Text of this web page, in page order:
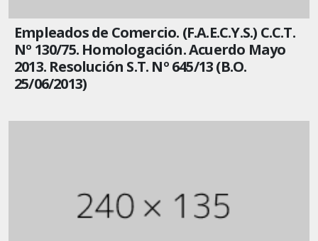
Empleados de Comercio. (F.A.E.C.Y.S.) C.C.T.
Nº 130/75. Homologación. Acuerdo Mayo
2013. Resolución S.T. Nº 645/13 (B.O.
25/06/2013)